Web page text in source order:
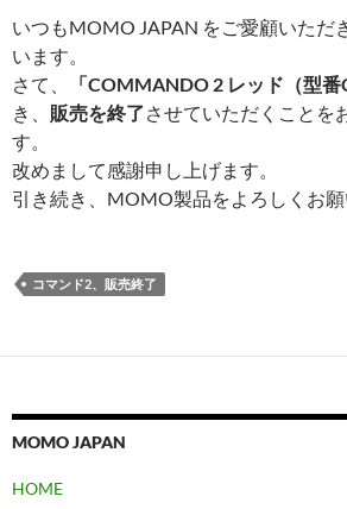
いつもMOMO JAPAN をご愛顧いただ
います。
さて、
「COMMANDO 2 レッド（型番
き、 販売を終了させていただくことを
す。
改めまして感謝申し上げます。
引き続き、MOMO製品をよろしくお願
コマンド2、販売終了
MOMO JAPAN
HOME